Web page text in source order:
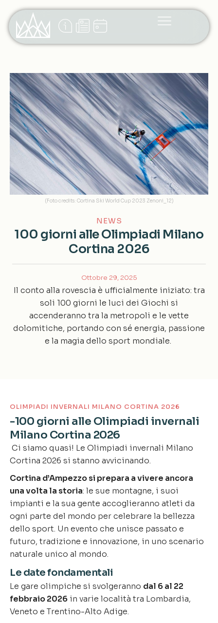
(Foto credits: Cortina Ski World Cup 2023 Zenoni_12)
NEWS
100 giorni alle Olimpiadi Milano
Cortina 2026
Ottobre 29, 2025
Il conto alla rovescia è ufficialmente iniziato: tra
soli 100 giorni le luci dei Giochi si
accenderanno tra la metropoli e le vette
dolomitiche, portando con sé energia, passione
e la magia dello sport mondiale.
OLIMPIADI INVERNALI MILANO CORTINA 2026
-100 giorni alle Olimpiadi invernali
Milano Cortina 2026
Ci siamo quasi! Le Olimpiadi invernali Milano
Cortina 2026 si stanno avvicinando.
Cortina d’Ampezzo si prepara a vivere ancora
una volta la storia: le sue montagne, i suoi
impianti e la sua gente accoglieranno atleti da
ogni parte del mondo per celebrare la bellezza
dello sport. Un evento che unisce passato e
futuro, tradizione e innovazione, in uno scenario
naturale unico al mondo.
Le date fondamentali
Le gare olimpiche si svolgeranno dal 6 al 22
febbraio 2026 in varie località tra Lombardia,
Veneto e Trentino-Alto Adige.